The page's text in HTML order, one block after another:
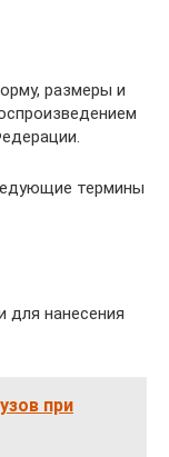
размеры и
термины
для нанесения
при